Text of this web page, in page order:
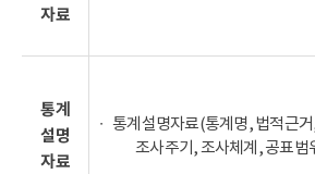
자료
통계
설명
자료
통계설명자료(통계명, 법적근
조사주기, 조사체계, 공표범